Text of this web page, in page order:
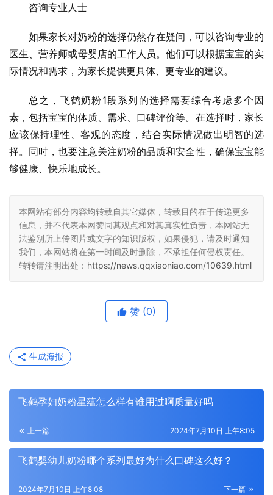
咨询专业人士
如果家长对奶粉的选择仍然存在疑问，可以咨询专业的
医生、营养师或母婴店的工作人员。他们可以根据宝宝的实
际情况和需求，为家长提供更具体、更专业的建议。
总之，飞鹤奶粉1段系列的选择需要综合考虑多个因
素，包括宝宝的体质、需求、口碑评价等。在选择时，家长
应该保持理性、客观的态度，结合实际情况做出明智的选
择。同时，也要注意关注奶粉的品质和安全性，确保宝宝能
够健康、快乐地成长。
本网站有部分内容均转载自其它媒体，转载目的在于传递更多
信息，并不代表本网赞同其观点和对其真实性负责，本网站无
法鉴别所上传图片或文字的知识版权，如果侵犯，请及时通知
我们，本网站将在第一时间及时删除，不承担任何侵权责任。
转转请注明出处： https://news.qqxiaoniao.com/10639.html
赞 (0)
生成海报
飞鹤孕妇奶粉星蕴怎么样有谁用过啊质量好吗
上一篇 2024年7月10日 上午8:05
飞鹤婴幼儿奶粉哪个系列最好为什么口碑这么好？
下一篇
2024年7月10日 上午8:08